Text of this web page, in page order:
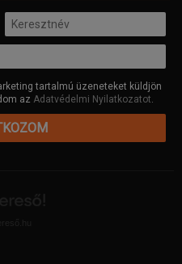
tartalmú üzeneteket küldjön
az Adatvédelmi Nyilatkozatot.